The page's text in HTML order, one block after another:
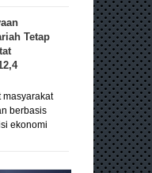
Tetap
masyarakat
berbasis
ekonomi